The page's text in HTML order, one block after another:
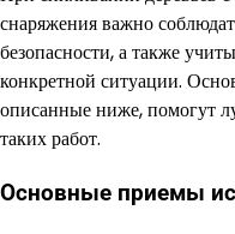
снаряжения важно
безопасности, а также
конкретной ситуации.
описанные ниже, помогут
таких работ.
Основные приемы